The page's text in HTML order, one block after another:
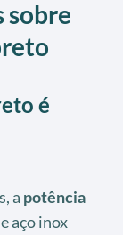
sobre
é
a potência
aço inox